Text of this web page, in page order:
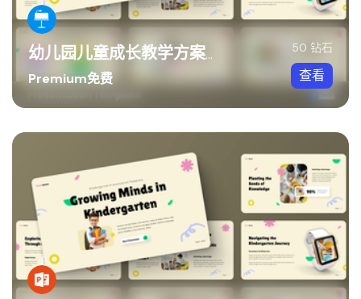
幼儿园儿童成长教学方案Keynote模板
Premium免费
50 钻石
查看